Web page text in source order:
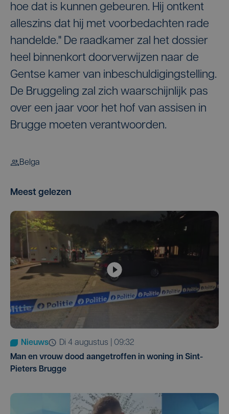
hoe dat is kunnen gebeuren. Hij ontkent
alleszins dat hij met voorbedachten rade
handelde." De raadkamer zal het dossier
heel binnenkort doorverwijzen naar de
Gentse kamer van inbeschuldigingstelling.
De Bruggeling zal zich waarschijnlijk pas
over een jaar voor het hof van assisen in
Brugge moeten verantwoorden.
Belga
Meest gelezen
Nieuws
di 4 augustus | 09:32
Man en vrouw dood aangetroffen in woning in Sint-
Pieters Brugge